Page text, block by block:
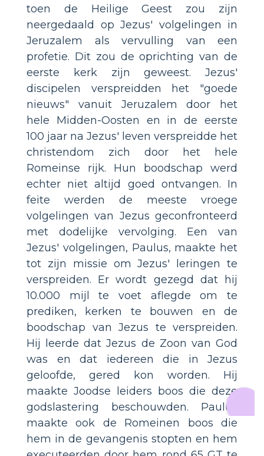
toen de Heilige Geest zou zijn
neergedaald op Jezus' volgelingen in
Jeruzalem als vervulling van een
profetie. Dit zou de oprichting van de
eerste kerk zijn geweest. Jezus'
discipelen verspreidden het "goede
nieuws" vanuit Jeruzalem door het
hele Midden-Oosten en in de eerste
100 jaar na Jezus' leven verspreidde het
christendom zich door het hele
Romeinse rijk. Hun boodschap werd
echter niet altijd goed ontvangen. In
feite werden de meeste vroege
volgelingen van Jezus geconfronteerd
met dodelijke vervolging. Een van
Jezus' volgelingen, Paulus, maakte het
tot zijn missie om Jezus' leringen te
verspreiden. Er wordt gezegd dat hij
10.000 mijl te voet aflegde om te
prediken, kerken te bouwen en de
boodschap van Jezus te verspreiden.
Hij leerde dat Jezus de Zoon van God
was en dat iedereen die in Jezus
geloofde, gered kon worden. Hij
maakte Joodse leiders boos die deze
godslastering beschouwden. Paulus
maakte ook de Romeinen boos die
hem in de gevangenis stopten en hem